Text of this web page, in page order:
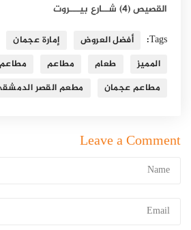
القصيص (4) شــارع بيـــروت
Tags:
أفضل العروض إمارة عجمان
المميز
طعام مطاعم
مطاعم عجمان
مطعم القصر
Leave a Comment